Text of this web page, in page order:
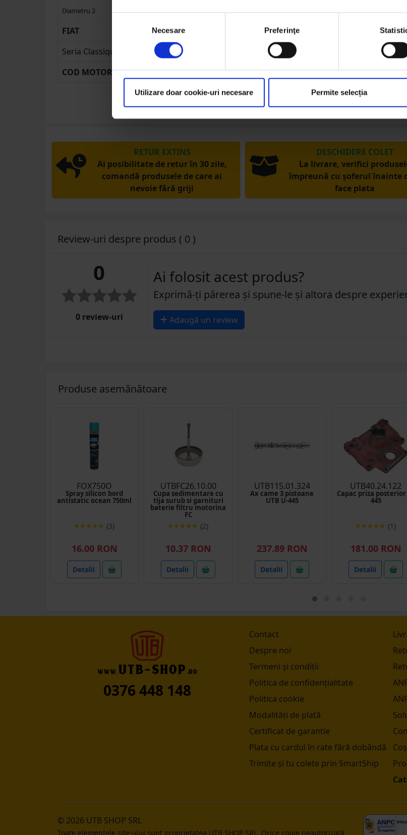
consimțământului
Necesare Preferinţe
Utilizare doar cookie-uri necesare Permite selecția
Diametru 2
45 mm
FIAT
Seria Classique
450, 450DT, 480, 480DT, 500, 500DT, 540, 540DT, 540S, 550,
COD MOTOR IVECO 8035.01, 8045.01, 8035.02, 8045.02, 8035.02D
RETUR EXTINS
Ai posibilitate de retur în 30 zile,
comandă produsele de care ai
nevoie fără griji
DESCHIDERE COLET
La livrare, verifici
împreună cu șoferul înainte
face plata
Review-uri despre produs ( 0 )
0
0 review-uri
Ai folosit acest produs?
Exprimă-ți părerea și spune-le și altora despre
Adaugă un review
Produse asemănătoare
FOX750O
Spray silicon bord
antistatic ocean 750ml
(3)
16.00 RON
Detalii
UTBFC26.10.00
Cupa sedimentare cu
tija surub si garnituri
baterie filtru motorina
FC
(2)
10.37 RON
Detalii
UTB115.01.324
Ax came 3 pistoane
UTB U-445
237.89 RON
Detalii
UTB40.24.122
Capac priza posterior
445
(1)
181.00 RON
Detalii
0376 448 148
Contact
Despre noi
Termeni și condiții
Politica de confidențialitate
Politica cookie
Modalități de plată
Certificat de garantie
Plata cu cardul în rate fără dobândă
Trimite și tu colete prin SmartShip
© 2026 UTB SHOP SRL
Toate elementele site-ului sunt proprietatea UTB SHOP SRL. Orice copie neautorizată